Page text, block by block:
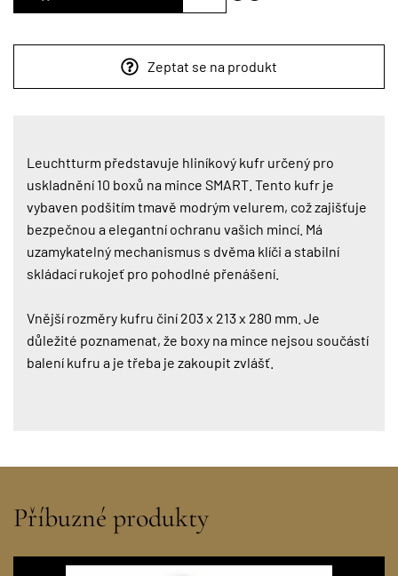
Zeptat se na produkt
Leuchtturm představuje hliníkový kufr určený pro
uskladnění 10 boxů na mince SMART. Tento kufr je
vybaven podšitím tmavě modrým velurem, což zajišťuje
bezpečnou a elegantní ochranu vašich mincí. Má
uzamykatelný mechanismus s dvěma klíči a stabilní
skládací rukojeť pro pohodlné přenášení.
Vnější rozměry kufru činí 203 x 213 x 280 mm. Je
důležité poznamenat, že boxy na mince nejsou součástí
balení kufru a je třeba je zakoupit zvlášť.
Příbuzné produkty